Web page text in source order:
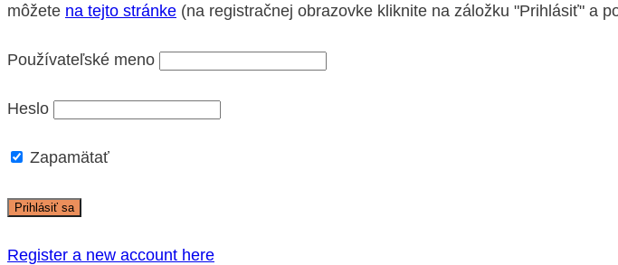
môžete na tejto stránke (na registračnej obrazovke kliknite na záložku "Prihlásiť" a
Používateľské meno
Heslo
Zapamätať
Register a new account here